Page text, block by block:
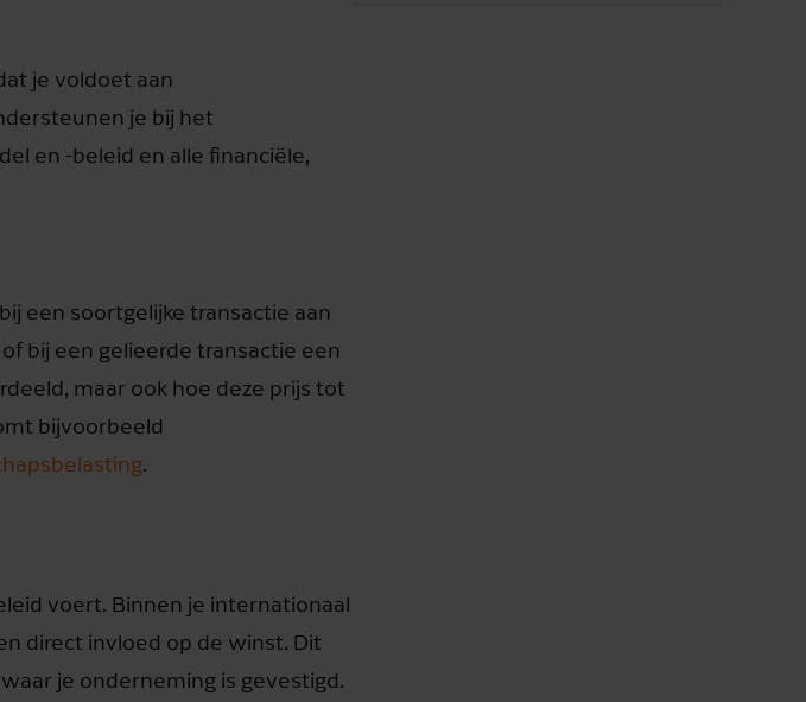
je voldoet aan
je bij het
en -beleid en alle financiële,
een soortgelijke transactie aan
bij een gelieerde transactie een
maar ook hoe deze prijs tot
bijvoorbeeld
.
voert. Binnen je internationaal
direct invloed op de winst. Dit
je onderneming is gevestigd.